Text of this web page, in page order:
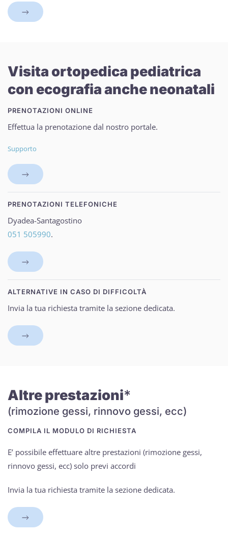
Visita ortopedica pediatrica
con ecografia anche neonatali
PRENOTAZIONI ONLINE
Effettua la prenotazione dal nostro portale.
Supporto
PRENOTAZIONI TELEFONICHE
Dyadea-Santagostino
051 505990.
ALTERNATIVE IN CASO DI DIFFICOLTÀ
Invia la tua richiesta tramite la sezione dedicata.
Altre prestazioni*
(rimozione gessi, rinnovo gessi, ecc)
COMPILA IL MODULO DI RICHIESTA
E’ possibile effettuare altre prestazioni (rimozione gessi,
rinnovo gessi, ecc) solo previ accordi
Invia la tua richiesta tramite la sezione dedicata.